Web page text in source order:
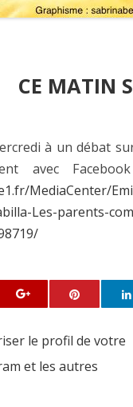
CE MATIN
à un débat
avec
MediaCenter/
Les-parents-
le profil de votre
et les autres